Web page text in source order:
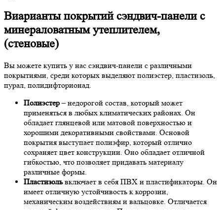
Виарианты покрытий сэндвич-панели с
минераловатным утеплителем,
(стеновые)
Вы можете купить у нас сэндвич-панели с различными
покрытиями, среди которых выделяют полиэстер, пластизоль,
пурал, полидифторионад.
Полиэстер– недорогой состав, который может
применяться в любых климатических районах. Он
обладает глянцевой или матовой поверхностью и
хорошими декоративными свойствами. Основой
покрытия выступает полиэфир, который отлично
сохраняет цвет конструкции. Оно обладает отличной
гибкостью, что позволяет придавать материалу
различные формы.
Пластизольвключает в себя ПВХ и пластификаторы. Он
имеет отличную устойчивость к коррозии,
механическим воздействиям и вальцовке. Отличается